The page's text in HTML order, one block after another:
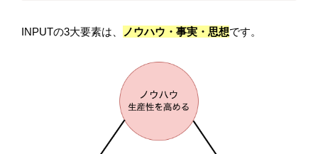
INPUTの3大要素は、 ノウハウ・事実・思想です。